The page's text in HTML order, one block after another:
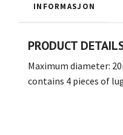
INFORMASJON
PRODUCT
Maximum diameter:
contains 4 pieces of